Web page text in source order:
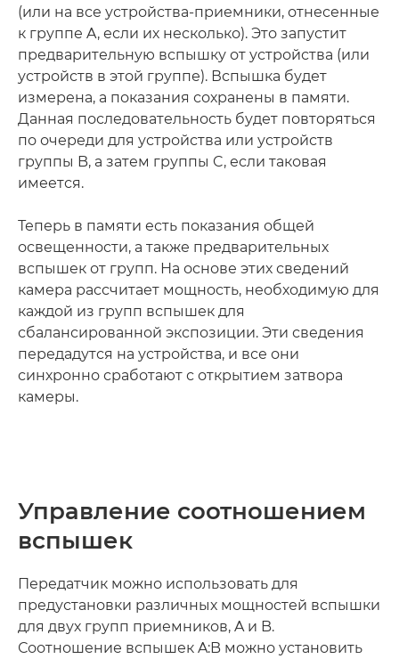
(или на все устройства-приемники, отнесенные
к группе A, если их несколько). Это запустит
предварительную вспышку от устройства (или
устройств в этой группе). Вспышка будет
измерена, а показания сохранены в памяти.
Данная последовательность будет повторяться
по очереди для устройства или устройств
группы B, а затем группы C, если таковая
имеется.
Теперь в памяти есть показания общей
освещенности, а также предварительных
вспышек от групп. На основе этих сведений
камера рассчитает мощность, необходимую для
каждой из групп вспышек для
сбалансированной экспозиции. Эти сведения
передадутся на устройства, и все они
синхронно сработают с открытием затвора
камеры.
Управление соотношением
вспышек
Передатчик можно использовать для
предустановки различных мощностей вспышки
для двух групп приемников, A и B.
Соотношение вспышек A:B можно установить